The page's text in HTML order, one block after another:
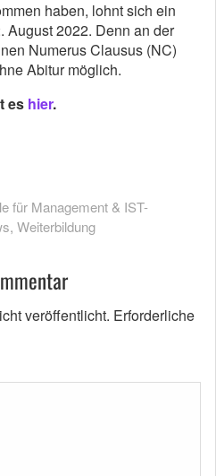
haben, lohnt sich ein
August 2022. Denn an der
Numerus Clausus (NC)
Abitur möglich.
es hier.
für Management & IST-
, Weiterbildung
veröffentlicht. Erforderliche